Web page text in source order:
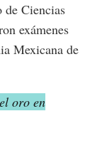
de Ciencias
exámenes
Mexicana de
oro en